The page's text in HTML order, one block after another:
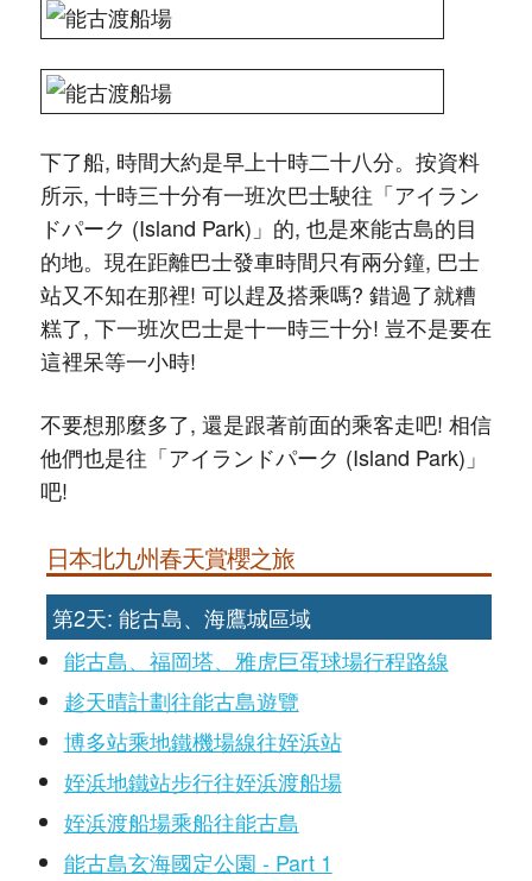
下了船, 時間大約是早上十時二十八分。按資料
所示, 十時三十分有一班次巴士駛往「アイラン
ドパーク (Island Park)」的, 也是來能古島的目
的地。現在距離巴士發車時間只有兩分鐘, 巴士
站又不知在那裡! 可以趕及搭乘嗎? 錯過了就糟
糕了, 下一班次巴士是十一時三十分! 豈不是要在
這裡呆等一小時!
不要想那麼多了, 還是跟著前面的乘客走吧! 相信
他們也是往「アイランドパーク (Island Park)」
吧!
日本北九州春天賞櫻之旅
第2天: 能古島、海鷹城區域
能古島、福岡塔、雅虎巨蛋球場行程路線
趁天晴計劃往能古島遊覽
博多站乘地鐵機場線往姪浜站
姪浜地鐵站步行往姪浜渡船場
姪浜渡船場乘船往能古島
能古島玄海國定公園 - Part 1